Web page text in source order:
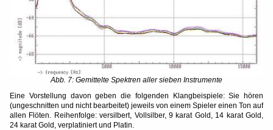
Abb. 7: Gemittelte Spektren aller sieben Instrumente
Eine Vorstellung davon geben die folgenden Klangbeispiele: Sie hören
(ungeschnitten und nicht bearbeitet) jeweils von einem Spieler einen Ton auf
allen Flöten. Reihenfolge: versilbert, Vollsilber, 9 karat Gold, 14 karat Gold,
24 karat Gold, verplatiniert und Platin.